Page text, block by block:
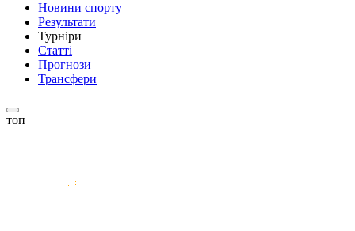
Новини спорту
Результати
Турніри
Статті
Прогнози
Трансфери
топ